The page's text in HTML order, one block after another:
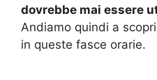
dovrebbe mai essere
Andiamo quindi a
in queste fasce orarie.